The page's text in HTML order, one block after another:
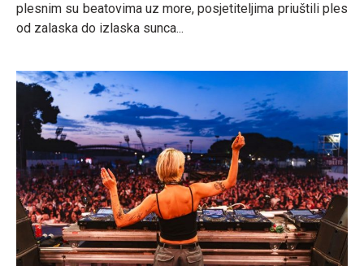
plesnim su beatovima uz more, posjetiteljima priuštili ples
od zalaska do izlaska sunca...